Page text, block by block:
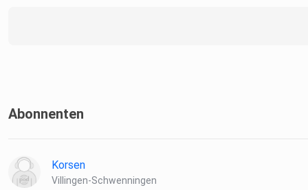
Abonnenten
Korsen
Villingen-Schwenningen